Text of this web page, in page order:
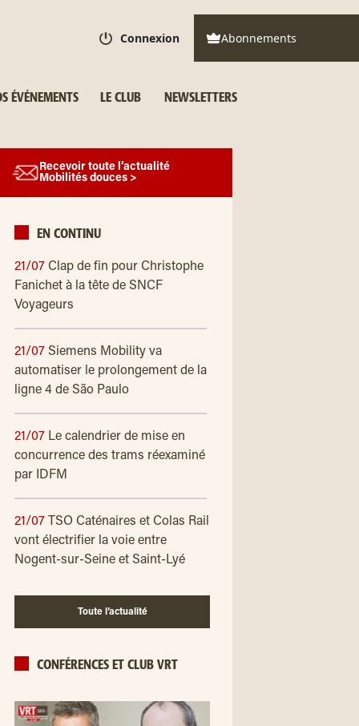
Connexion Abonnements
ÉVÉNEMENTS LE CLUB NEWSLETTERS
Recevoir toute l’actualité
Mobilités douces >
EN CONTINU
21/07 Clap de fin pour Christophe
Fanichet à la tête de SNCF
Voyageurs
21/07 Siemens Mobility va
automatiser le prolongement de la
ligne 4 de São Paulo
21/07 Le calendrier de mise en
concurrence des trams réexaminé
par IDFM
21/07
TSO Caténaires et Colas Rail
vont électrifier la voie entre
Nogent-sur-Seine et Saint-Lyé
Toute l’actualité
CONFÉRENCES ET CLUB VRT